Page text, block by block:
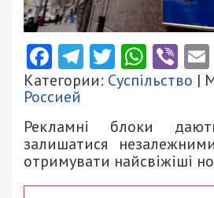
Facebook
Telegram
Twitter
Категории: Суспільство |
Россией
Рекламні блоки
залишатися
отримувати найсвіжіші